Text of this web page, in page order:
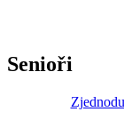
Senioři